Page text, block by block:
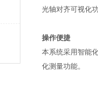
光轴对齐可视化
操作便捷
本系统采用智能
化测量功能。